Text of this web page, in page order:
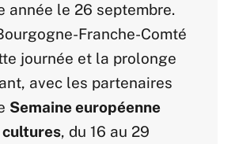
année le 26 septembre.
Franche-Comté
journée et la prolonge
avec les partenaires
Semaine européenne
cultures, du 16 au 29